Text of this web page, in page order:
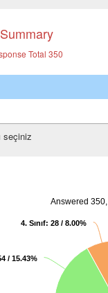
Summary
Total 350
seçiniz
Answered
/ 15.43%
4. Sınıf: 28 / 8.00%